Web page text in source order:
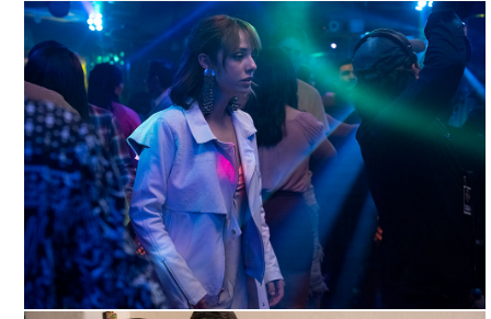
NADA QUE VER, ARCHIVO
DDCM
NADA QUE VER, ARCHIVO
DDCM